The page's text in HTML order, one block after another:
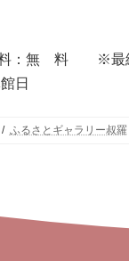
料：無 料 ※最終
日
ふるさとギャラリー叔羅